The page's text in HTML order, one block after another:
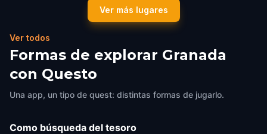
Mirador de San Nicolas Royal Chapel of Granada
Granada
Ver más lugares
Ver todos
Formas de explorar Granada
con Questo
Una app, un tipo de quest: distintas formas de jugarlo.
Como búsqueda del tesoro